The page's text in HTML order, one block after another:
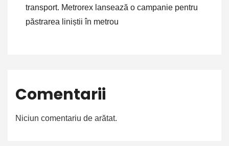
transport. Metrorex lansează o campanie pentru
păstrarea liniștii în metrou
Comentarii
Niciun comentariu de arătat.